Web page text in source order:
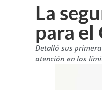
La
para
Detalló sus
atención en los